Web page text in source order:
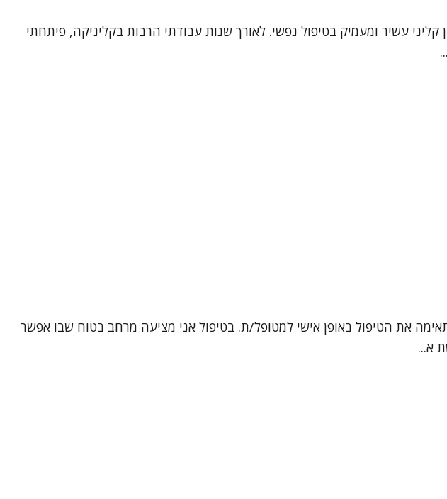
עשיר ומעמיק בטיפול נפשי. לאורך שנות עבודתי הרבות בקליניקה, פיתחתי
את הטיפול באופן אישי למטופל/ת. בטיפול אני מציעה מרחב בטוח שבו אפשר
א...